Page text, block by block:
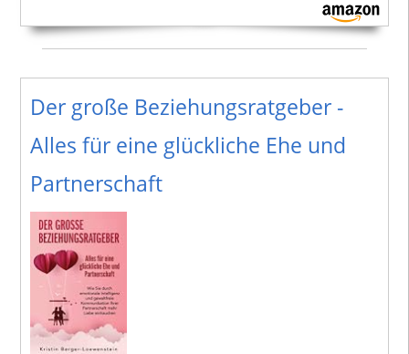
Der große Beziehungsratgeber -
Alles für eine glückliche Ehe und
Partnerschaft